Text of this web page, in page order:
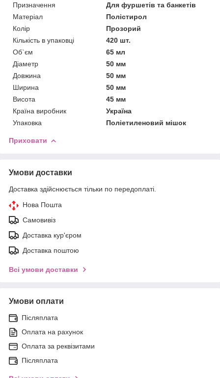
Призначення
Для фуршетів та банкетів
Матеріал
Полістирол
Колір
Прозорий
Кількість в упаковці
420 шт.
Об`єм
65 мл
Діаметр
50 мм
Довжина
50 мм
Ширина
50 мм
Висота
45 мм
Країна виробник
Україна
Упаковка
Поліетиленовий мішок
Приховати
Умови доставки
Доставка здійснюється тільки по передоплаті.
Нова Пошта
Самовивіз
Доставка кур'єром
Доставка поштою
Всі умови доставки
Умови оплати
Післяплата
Оплата на рахунок
Оплата за реквізитами
Післяплата